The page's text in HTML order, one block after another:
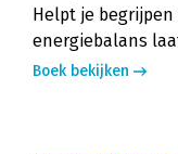
Helpt je
energiebalans
Boek bekijken